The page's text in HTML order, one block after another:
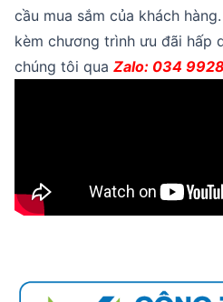
cầu mua sắm của khách
kèm chương trình ưu đãi hấp
chúng tôi qua Zalo: 034